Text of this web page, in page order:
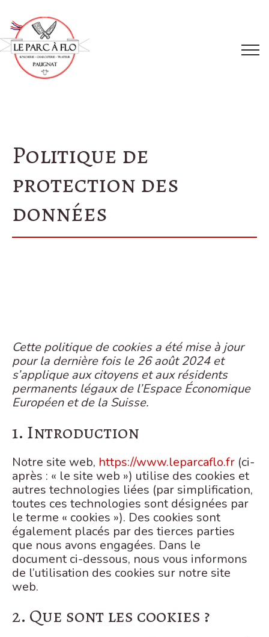
Politique de
protection des
données
Cette politique de cookies a été mise à jour
pour la dernière fois le 26 août 2024 et
s’applique aux citoyens et aux résidents
permanents légaux de l’Espace Économique
Européen et de la Suisse.
1. Introduction
Notre site web, https://www.leparcaflo.fr (ci-
après : « le site web ») utilise des cookies et
autres technologies liées (par simplification,
toutes ces technologies sont désignées par
le terme « cookies »). Des cookies sont
également placés par des tierces parties
que nous avons engagées. Dans le
document ci-dessous, nous vous informons
de l’utilisation des cookies sur notre site
web.
2. Que sont les cookies ?